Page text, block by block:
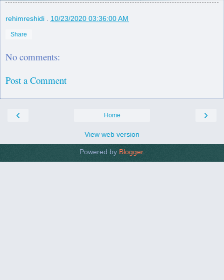
rehimreshidi . 10/23/2020 03:36:00 AM
Share
No comments:
Post a Comment
‹ ›
Home
View web version
Powered by Blogger.